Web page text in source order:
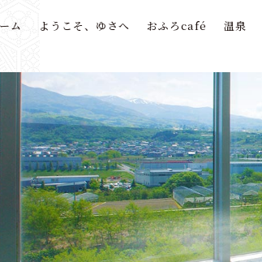
ム ようこそ、ゆさへ おふろcafé 温泉